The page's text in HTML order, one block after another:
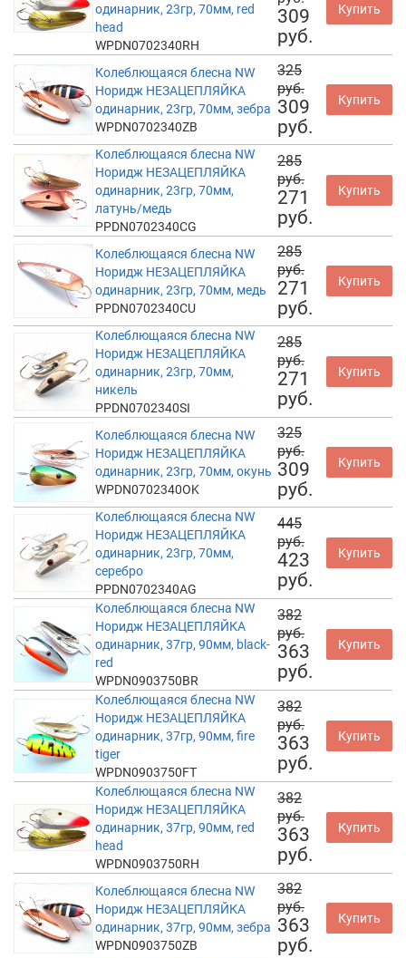
одинарник, 23гр, 70мм, red
head
WPDN0702340RH
309
руб.
Купить
Колеблющаяся блесна NW
Норидж НЕЗАЦЕПЛЯЙКА
одинарник, 23гр, 70мм, зебра
WPDN0702340ZB
325
руб.
309
руб.
Купить
Колеблющаяся блесна NW
Норидж НЕЗАЦЕПЛЯЙКА
одинарник, 23гр, 70мм,
латунь/медь
PPDN0702340CG
285
руб.
271
руб.
Купить
Колеблющаяся блесна NW
Норидж НЕЗАЦЕПЛЯЙКА
одинарник, 23гр, 70мм, медь
PPDN0702340CU
285
руб.
271
руб.
Купить
Колеблющаяся блесна NW
Норидж НЕЗАЦЕПЛЯЙКА
одинарник, 23гр, 70мм,
никель
PPDN0702340SI
285
руб.
271
руб.
Купить
Колеблющаяся блесна NW
Норидж НЕЗАЦЕПЛЯЙКА
одинарник, 23гр, 70мм, окунь
WPDN0702340OK
325
руб.
309
руб.
Купить
Колеблющаяся блесна NW
Норидж НЕЗАЦЕПЛЯЙКА
одинарник, 23гр, 70мм,
серебро
PPDN0702340AG
445
руб.
423
руб.
Купить
Колеблющаяся блесна NW
Норидж НЕЗАЦЕПЛЯЙКА
одинарник, 37гр, 90мм, black-
red
WPDN0903750BR
382
руб.
363
руб.
Купить
Колеблющаяся блесна NW
Норидж НЕЗАЦЕПЛЯЙКА
одинарник, 37гр, 90мм, fire
tiger
WPDN0903750FT
382
руб.
363
руб.
Купить
Колеблющаяся блесна NW
Норидж НЕЗАЦЕПЛЯЙКА
одинарник, 37гр, 90мм, red
head
WPDN0903750RH
382
руб.
363
руб.
Купить
Колеблющаяся блесна NW
Норидж НЕЗАЦЕПЛЯЙКА
одинарник, 37гр, 90мм, зебра
WPDN0903750ZB
382
руб.
363
руб.
Купить